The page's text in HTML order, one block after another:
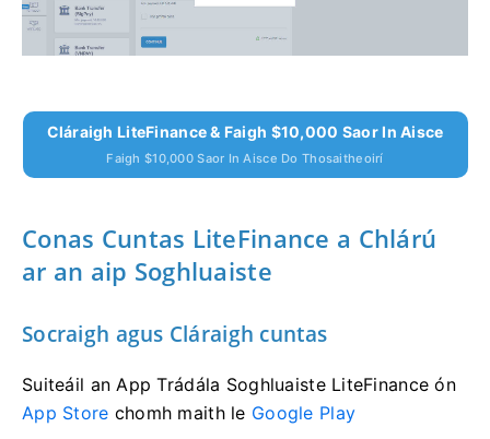
Cláraigh LiteFinance & Faigh $10,000 Saor In Aisce
Faigh $10,000 Saor In Aisce Do Thosaitheoirí
Conas Cuntas LiteFinance a Chlárú
ar an aip Soghluaiste
Socraigh agus Cláraigh cuntas
Suiteáil an App Trádála Soghluaiste LiteFinance ón
App Store chomh maith le Google Play